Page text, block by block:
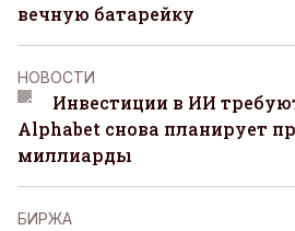
вечную батарейку
НОВОСТИ
Инвестиции в ИИ
Alphabet снова планирует
миллиарды
БИРЖА